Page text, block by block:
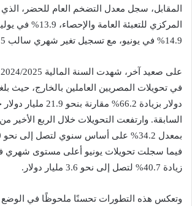
المقابل، سجل معدل التضخم العام للحضر، الذي
14.9% في يونيو، مع تسجيل تغير شهري سالب 0.5%.
دولار بزيادة 66.2%
السابقة. وارتفعت التحويلات خلال الربع الأخير
فيما سجلت تحويلات يونيو أعلى مستوى شهري
زيادة 40.7% لتصل إلى نحو 3.6 مليار دولار.
وتعكس هذه التطورات تحسنًا ملحوظًا في الوضع